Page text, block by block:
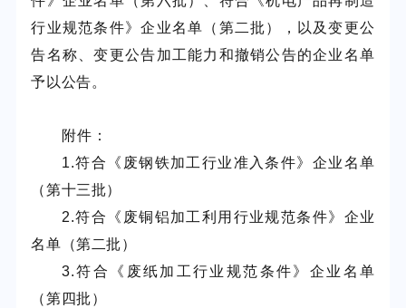
行业规范条件》企业名单（第二批），以及变更公
告名称、变更公告加工能力和撤销公告的企业名单
予以公告。
附件：
1.符合《废钢铁加工行业准入条件》企业名单
（第十三批）
2.符合《废铜铝加工利用行业规范条件》企业
名单（第二批）
3.符合《废纸加工行业规范条件》企业名单
（第四批）